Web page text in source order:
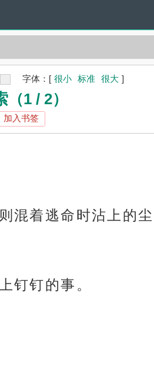
字体： [ 很小 标准 很大 ]
（1 / 2）
加入书签
混着逃命时沾上的
钉钉的事。